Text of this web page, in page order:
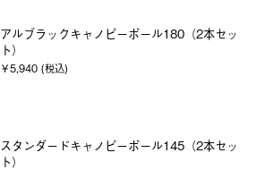
アルブラックキャノピーポール180（2本セッ
ト）
￥5,940 (税込)
スタンダードキャノピーポール145（2本セッ
ト）